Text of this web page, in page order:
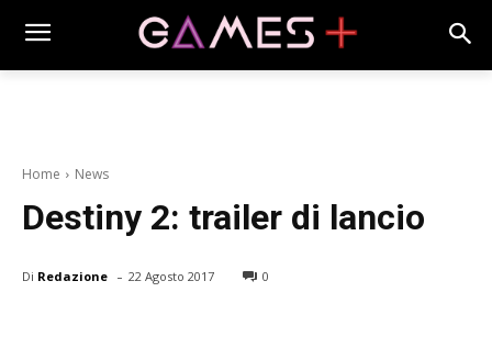
Home News
Destiny 2: trailer di lancio
Di Redazione - 22 Agosto 2017 0